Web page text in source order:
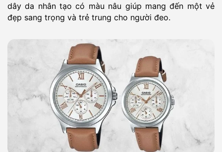
dây da nhân tạo có màu nâu giúp mang đến một vẻ
đẹp sang trọng và trẻ trung cho người đeo.